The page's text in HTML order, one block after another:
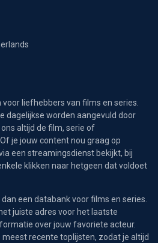
liefhebbers van films en series.
dagelijkse worden aangevuld door
altijd de film, serie of
je jouw content nou graag op
een streamingsdienst bekijkt, bij
klikken naar hetgeen dat voldoet
een databank voor films en series.
juiste adres voor het laatste
over jouw favoriete acteur.
meest recente toplijsten, zodat je altijd